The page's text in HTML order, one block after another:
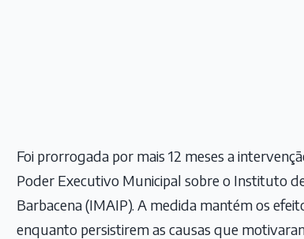
Foi prorrogada por mais 12 meses a
Poder Executivo Municipal sobre o Instituto
Barbacena (IMAIP). A medida mantém os
enquanto persistirem as causas que